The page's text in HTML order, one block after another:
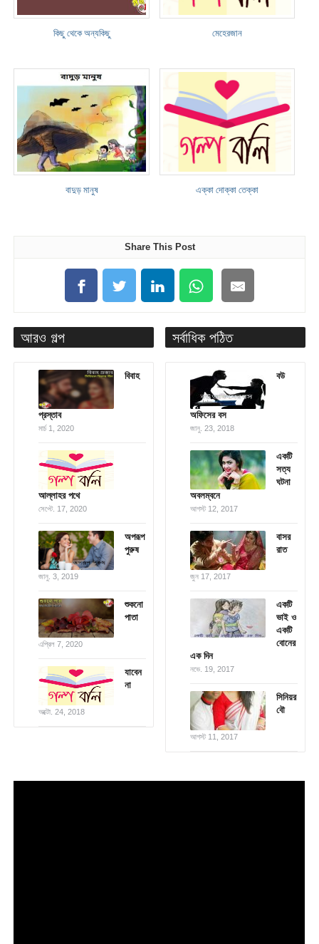
কিছু থেকে অন্যকিছু মেহেরজান
বাদুড় মানুষ এক্কা দোক্কা তেক্কা
Share This Post
আরও গল্প
বিবাহ
প্রস্তাব
মার্চ 1, 2020
আল্লাহর পথে
সেপ্টে. 17, 2020
অপরূপ
পুরুষ
জানু. 3, 2019
শুকনো
পাতা
এপ্রিল 7, 2020
যাবেন
না
অক্টো. 24, 2018
সর্বাধিক পঠিত
বউ
অফিসের বস
জানু. 23, 2018
একটি
সত্য
ঘটনা
অবলম্বনে
আগস্ট 12, 2017
বাসর
রাত
জুন 17, 2017
একটি
ভাই ও
একটি
বোনের
এক দিন
নভে. 19, 2017
সিনিয়র
বৌ
আগস্ট 11, 2017